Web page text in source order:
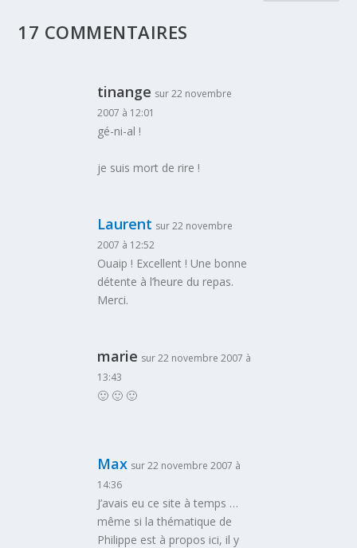
17 COMMENTAIRES
tinange sur 22 novembre
2007 à 12:01
gé-ni-al !
je suis mort de rire !
Laurent sur 22 novembre
2007 à 12:52
Ouaip ! Excellent ! Une bonne
détente à l’heure du repas.
Merci.
marie sur 22 novembre 2007 à
13:43
🙂 🙂 🙂
Max sur 22 novembre 2007 à
14:36
J’avais eu ce site à temps …
même si la thématique de
Philippe est à propos ici, il y